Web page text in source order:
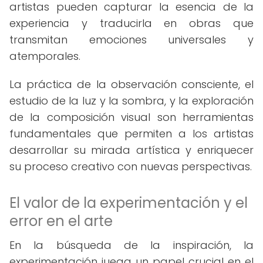
artistas pueden capturar la esencia de la
experiencia y traducirla en obras que
transmitan emociones universales y
atemporales.
La práctica de la observación consciente, el
estudio de la luz y la sombra, y la exploración
de la composición visual son herramientas
fundamentales que permiten a los artistas
desarrollar su mirada artística y enriquecer
su proceso creativo con nuevas perspectivas.
El valor de la experimentación y el
error en el arte
En la búsqueda de la inspiración, la